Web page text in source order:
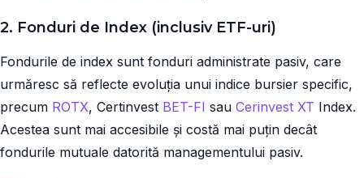
2. Fonduri de Index (inclusiv ETF-uri)
Fondurile de index sunt fonduri administrate pasiv, care
urmăresc să reflecte evoluția unui indice bursier specific,
precum ROTX, Certinvest BET-FI sau Cerinvest XT Index.
Acestea sunt mai accesibile și costă mai puțin decât
fondurile mutuale datorită managementului pasiv.